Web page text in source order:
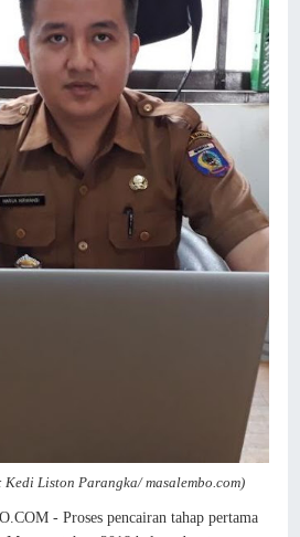
Liston Parangka/ masalembo.com)
- Proses pencairan tahap pertama